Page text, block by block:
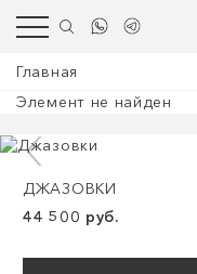
Главная
Элемент не найден
ДЖАЗОВКИ
44 500 руб.